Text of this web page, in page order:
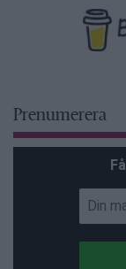
Prenumerera